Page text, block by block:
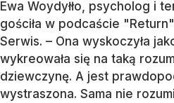
Ewa Woydyłło, psycholog i
gościła w podcaście
Serwis. – Ona wyskoczyła
wykreowała się na taką
dziewczynę. A jest
wystraszona. Sama nie